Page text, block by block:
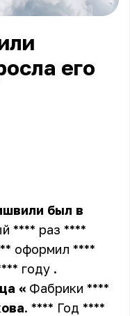
его
был в
**** раз ****
оформил ****
году .
« Фабрики ****
. **** Год ****